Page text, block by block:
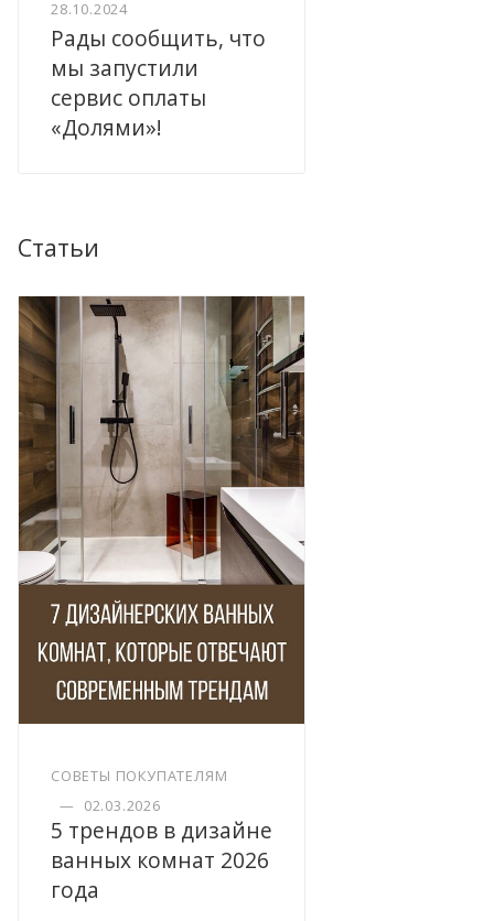
28.10.2024
Рады сообщить, что
мы запустили
сервис оплаты
«Долями»!
Статьи
СОВЕТЫ ПОКУПАТЕЛЯМ
— 02.03.2026
5 трендов в дизайне
ванных комнат 2026
года